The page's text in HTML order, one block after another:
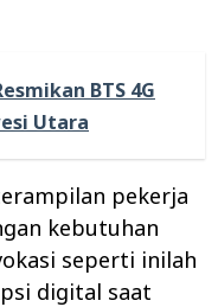
BTS 4G
Utara
pekerja
kebutuhan
seperti inilah
digital saat